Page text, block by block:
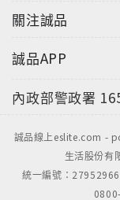
關注誠品
誠品APP
內政部警政署
誠品線上eslite.com -
生活股份
統一編號：